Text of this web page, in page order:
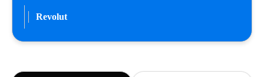
Revolut